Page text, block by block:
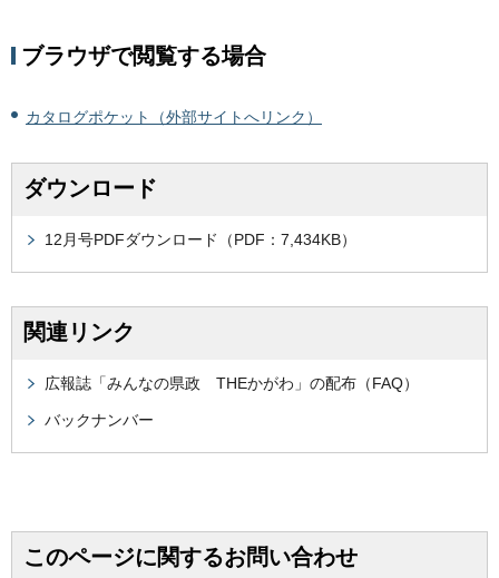
ブラウザで閲覧する場合
カタログポケット（外部サイトへリンク）
ダウンロード
12月号PDFダウンロード（PDF：7,434KB）
関連リンク
広報誌「みんなの県政 THEかがわ」の配布（FAQ）
バックナンバー
このページに関するお問い合わせ